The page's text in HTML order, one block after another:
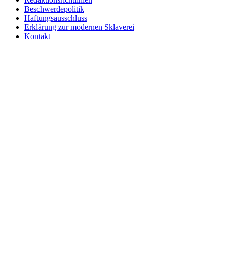
Beschwerdepolitik
Haftungsausschluss
Erklärung zur modernen Sklaverei
Kontakt